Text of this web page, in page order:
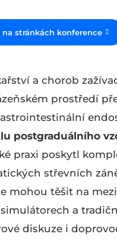
stránkách konference
a chorob
prostředí
postgraduálního
praxi poskytl
střevních
mohou těšit na
a
diskuze i